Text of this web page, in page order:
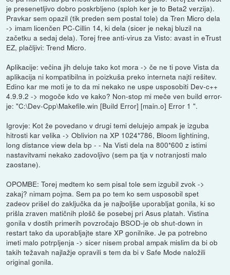
je presenetljivo dobro poskrbljeno (sploh ker je to Beta2 verzija).
Pravkar sem opazil (tik preden sem postal tole) da Tren Micro dela
-> imam licenčen PC-Cillin 14, ki dela (sicer je nekaj bluzil na
začetku a sedaj dela). Torej free anti-virus za Visto: avast in eTrust
EZ, plačljivi: Trend Micro.
Aplikacije: večina jih deluje tako kot mora -> če ne ti pove Vista da
aplikacija ni kompatibilna in poizkuša preko interneta najti rešitev.
Edino kar me moti je to da mi nekako ne uspe usposobiti Dev-c++
4.9.9.2 -> mogoče kdo ve kako? Non-stop mi meče ven build error-
je: "C:\Dev-Cpp\Makefile.win [Build Error] [main.o] Error 1 ".
Igrovje: Kot že povedano v drugi temi delujejo ampak je izguba
hitrosti kar velika -> Oblivion na XP 1024*786, Bloom lightining,
long distance view dela bp - - Na Visti dela na 800*600 z istimi
nastavitvami nekako zadovoljivo (sem pa tja v notranjosti malo
zaostane).
OPOMBE: Torej medtem ko sem pisal tole sem izgubil zvok ->
zakaj? nimam pojma. Sem pa po tem ko sem usposobil spet
zadeov prišel do zaključka da je najboljše uporabljat gonila, ki so
prišla zraven matičnih plošč še posebej pri Asus platah. Vistina
gonila v dostih primerih povzročajo BSOD-je ob shut-down in
restart tako da uporabljajte stare XP gonilnike. Je pa potrebno
imeti malo potrpljenja -> sicer nisem probal ampak mislim da bi ob
takih težavah najlažje opravili s tem da bi v Safe Mode naložili
original gonila.